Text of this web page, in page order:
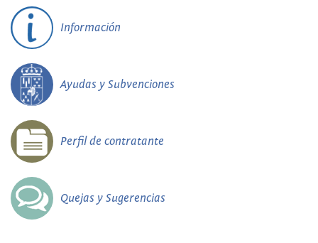
Información
Ayudas y Subvenciones
Perfil de contratante
Quejas y Sugerencias